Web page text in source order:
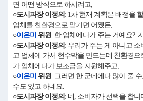
면 어떤 방식으로 하시려고,
○도시과장 이정의 : 1차 현재 계획은 배정을
업체를 친환경으로 맡기면 어쨌든,
○이은미 위원: 한 업체에다가 주는 거예요?
○도시과장 이정의 : 우리가 주는 게 아니고
고 업체에 가서 현수막을 만드는데 친환경으
가 업체에다가 보조금을 지원해주고,
○이은미 위원: 그러면 한 군데에다 많이 줄
수도 있고 하네요.
○도시과장 이정의 : 네, 소비자가 선택을 합니